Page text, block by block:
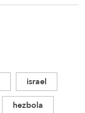
israel
hezbola